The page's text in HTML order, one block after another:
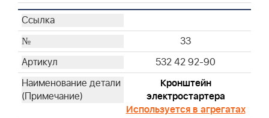
33
532 42 92-90
Кронштейн
электростартера
Используется в агрегатах